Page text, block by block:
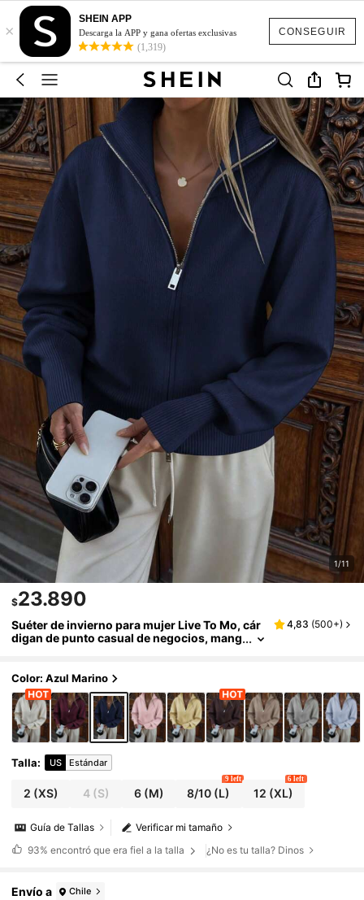
CONSEGUIR
×
SHEIN APP
Descarga la APP y gana ofertas exclusivas
(1,319)
1/11
$23.890
Suéter de invierno para mujer Live To Mo, cár
digan de punto casual de negocios, mang
o
4,83 (500+)
Color: Azul Marino
Talla: US Estándar
2 (XS) 4(S) 6(M) 8/10 (L)
9 left
12 (XL)
6 left
Verificar mi tamaño
Guía de Tallas
93% encontró que era fiel a la talla ¿No es tu talla? Dinos
Envío a Chile